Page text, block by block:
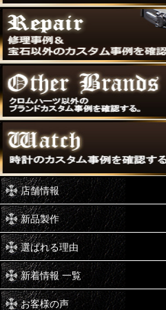
店舗情報
新品製作
選ばれる理由
新着情報 一覧
お客様の声